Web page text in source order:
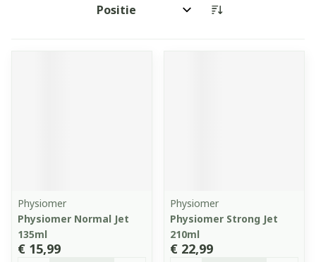
Sorteer op:
Physiomer
Physiomer Normal Jet
135ml
€ 15,99
Physiomer
Physiomer Strong Jet
210ml
€ 22,99